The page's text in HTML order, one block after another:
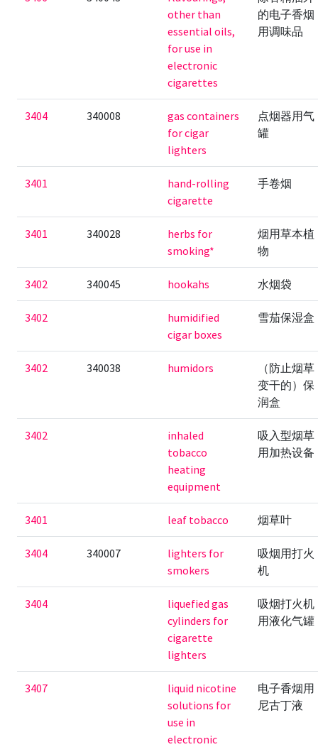
other than
essential oils,
for use in
electronic
cigarettes
的电子香烟
用调味品
3404 340008
gas containers
for cigar
lighters
点烟器用气
罐
3401
hand-rolling
cigarette
手卷烟
3401 340028
herbs for
smoking*
烟用草本植
物
3402 340045 hookahs 水烟袋
3402
humidified
cigar boxes
雪茄保湿盒
3402 340038 humidors
（防止烟草
变干的）保
润盒
3402
inhaled
tobacco
heating
equipment
吸入型烟草
用加热设备
3401 leaf tobacco 烟草叶
3404 340007
lighters for
smokers
吸烟用打火
机
3404
liquefied gas
cylinders for
cigarette
lighters
吸烟打火机
用液化气罐
3407
liquid nicotine
solutions for
use in
electronic
电子香烟用
尼古丁液